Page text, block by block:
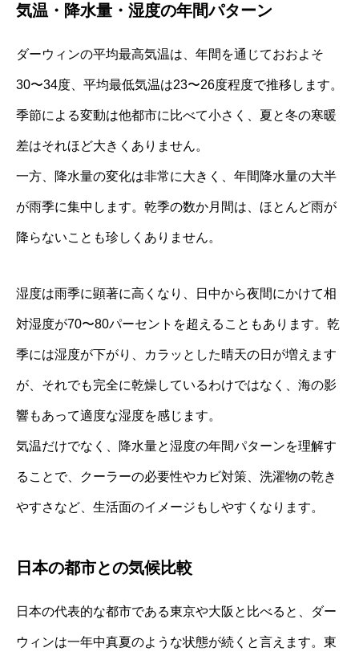
気温・降水量・湿度の年間パターン
ダーウィンの平均最高気温は、年間を通じておおよそ
30〜34度、平均最低気温は23〜26度程度で推移します。
季節による変動は他都市に比べて小さく、夏と冬の寒暖
差はそれほど大きくありません。
一方、降水量の変化は非常に大きく、年間降水量の大半
が雨季に集中します。乾季の数か月間は、ほとんど雨が
降らないことも珍しくありません。
湿度は雨季に顕著に高くなり、日中から夜間にかけて相
対湿度が70〜80パーセントを超えることもあります。乾
季には湿度が下がり、カラッとした晴天の日が増えます
が、それでも完全に乾燥しているわけではなく、海の影
響もあって適度な湿度を感じます。
気温だけでなく、降水量と湿度の年間パターンを理解す
ることで、クーラーの必要性やカビ対策、洗濯物の乾き
やすさなど、生活面のイメージもしやすくなります。
日本の都市との気候比較
日本の代表的な都市である東京や大阪と比べると、ダー
ウィンは一年中真夏のような状態が続くと言えます。東